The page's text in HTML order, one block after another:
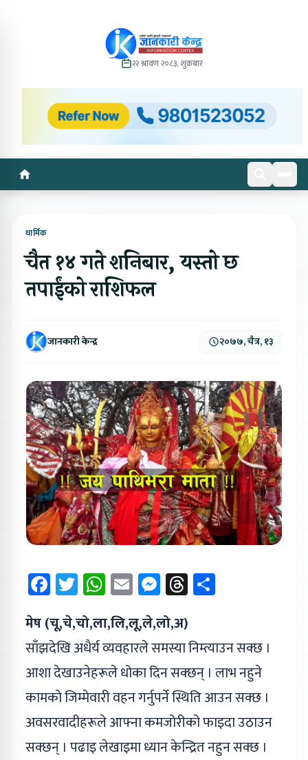
२२ श्रावण २०८३, शुक्रबार
धार्मिक
चैत १४ गते शनिबार, यस्तो छ
तपाईंको राशिफल
जानकारी केन्द्र २०७७, चैत्र, १३
Facebook
Twitter
WhatsApp
EmailMessenger
Threads
मेष (चू,चे,चो,ला,लि,लू,ले,लो,अ)
साँझदेखि अधैर्य व्यवहारले समस्या निम्त्याउन सक्छ ।
आशा देखाउनेहरूले धोका दिन सक्छन् । लाभ नहुने
कामको जिम्मेवारी वहन गर्नुपर्ने स्थिति आउन सक्छ ।
अवसरवादीहरूले आफ्ना कमजोरीको फाइदा उठाउन
सक्छन् । पढाइ लेखाइमा ध्यान केन्द्रित नहुन सक्छ ।